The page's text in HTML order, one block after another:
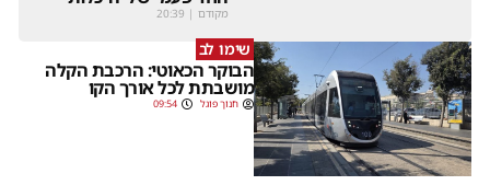
מקודם |
20:39
שימו לב
הבוקר הכאוטי: הרכבת הקלה
מושבתת לכל אורך הקו
חנוך פוגל 09:54